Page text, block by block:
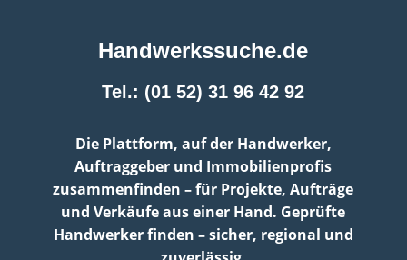
Handwerkssuche.de
Tel.: (01 52) 31 96 42 92
Die Plattform, auf der Handwerker,
Auftraggeber und Immobilienprofis
zusammenfinden – für Projekte, Aufträge
und Verkäufe aus einer Hand. Geprüfte
Handwerker finden – sicher, regional und